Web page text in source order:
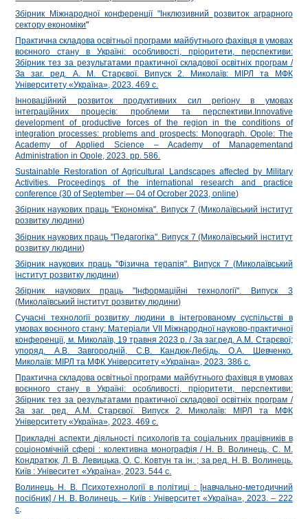
Збірник Міжнародної конференції "Інклюзивний розвиток аграрного
сектору економіки"
Практична складова освітньої програми майбутнього фахівця в умовах
воєнного стану в Україні: особливості, пріоритети, перспективи:
Збірник тез за результатами практичної складової освітніх програм /
За заг. ред. А. М. Старєвої. Випуск 2. Миколаїв: МІРЛ та МФК
Університету «Україна», 2023. 469 с.
Інноваційний розвиток продуктивних сил регіону в умовах
інтеграційних процесів: проблеми та перспективи.Innovative
development of productive forces of the region in the conditions of
integration processes: problems and prospects: Monograph. Opole: The
Academy of Applied Science – Academy of Managementand
Administration in Opole, 2023. pp. 586.
Sustainable Restoration of Agricultural Landscapes affected by Military
Activities. Proceedings of the international research and practice
conference (30 of September — 04 of Ocrober 2023, online)
Збірник наукових праць "Економіка". Випуск 7 (Миколаївський інститут
розвитку людини)
Збірник наукових праць "Педагогіка". Випуск 7 (Миколаївський інститут
розвитку людини)
Збірник наукових праць "Фізична терапія". Випуск 7 (Миколаївський
інститут розвитку людини)
Збірник наукових праць "Інформаційні технології". Випуск 3
(Миколаївський інститут розвитку людини)
Сучасні технології розвитку людини в інтегрованому суспільстві в
умовах воєнного стану: Матеріали VІІ Міжнародної науково-практичної
конференції, м. Миколаїв, 19 травня 2023 р. / За заг.ред. А.М. Старєвої;
упоряд. А.В. Завгородній, С.В. Кандюк-Лебідь, О.А. Шевченко.
Миколаїв: МІРЛ та МФК Університету «Україна», 2023. 386 с.
Практична складова освітньої програми майбутнього фахівця в умовах
воєнного стану в Україні: особливості, пріоритети, перспективи:
Збірник тез за результатами практичної складової освітніх програм /
За заг. ред. А.М. Старєвої. Випуск 2. Миколаїв: МІРЛ та МФК
Університету «Україна», 2023. 469 с.
Прикладні аспекти діяльності психологів та соціальних працівників в
соціономічній сфері : колективна монографія / Н. В. Волинець, С. М.
Кондратюк, Л. В. Левицька, О. С. Ковтун та ін. ; за ред. Н. В. Волинець.
Київ : Унівеситет «Україна», 2023. 544 с.
Волинець Н. В. Психотехнології в політиці : [навчально-методичний
посібник] / Н. В. Волинець. – Київ : Університет «Україна», 2023. – 222
с